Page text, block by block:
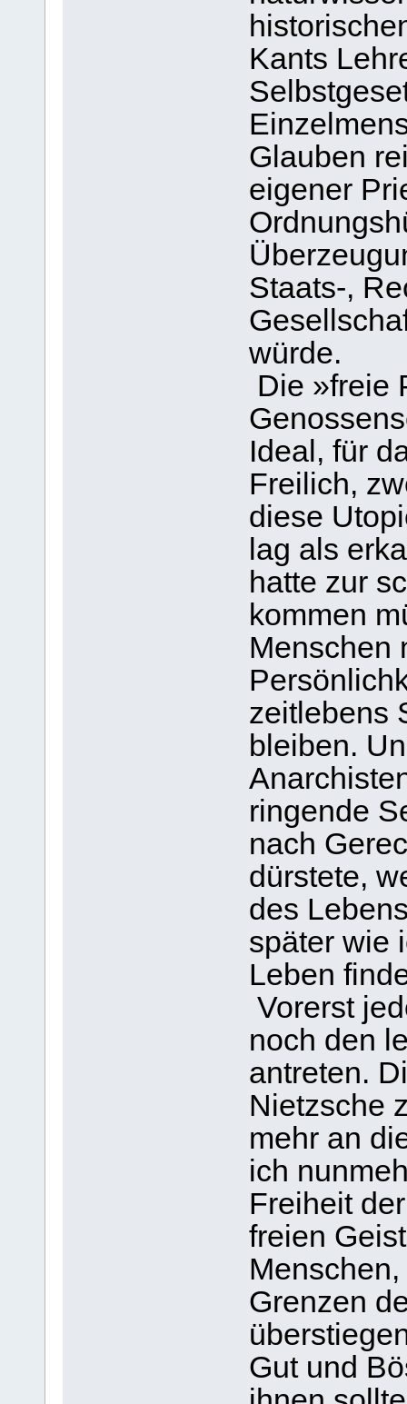
Kants
Glauben
eigener
Staats-,
würde.
Die »freie
Ideal, für
Freilich,
diese
lag als
hatte zur
kommen
Menschen
zeitlebens
bleiben.
ringende
nach
dürstete,
des
später wie
Leben
Vorerst
noch den
antreten.
Nietzsche
mehr an
ich
Freiheit
freien
Grenzen
Gut und